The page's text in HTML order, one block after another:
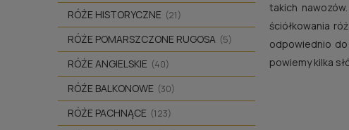
RÓŻE HISTORYCZNE (21)
RÓŻE POMARSZCZONE RUGOSA (5)
RÓŻE ANGIELSKIE (40)
RÓŻE BALKONOWE (30)
RÓŻE PACHNĄCE (123)
takich
ściółkowania
odpowiednio
powiemy kilka